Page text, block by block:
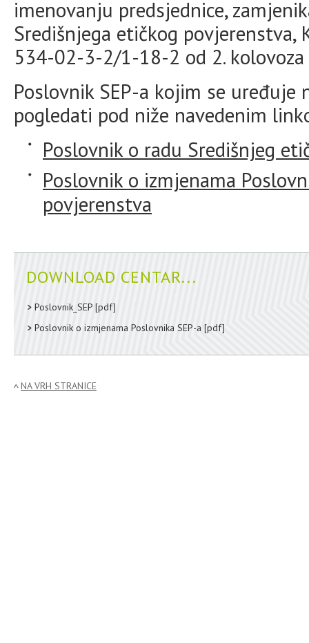
imenovanju predsjednice,
Središnjega etičkog povjerenstva,
534-02-3-2/1-18-2 od 2. kolovoza
Poslovnik SEP-a kojim se uređuje
pogledati pod niže navedenim
Poslovnik o radu Središnjeg
Poslovnik o izmjenama
povjerenstva
DOWNLOAD CENTAR...
Poslovnik_SEP [pdf]
Poslovnik o izmjenama Poslovnika SEP-a [pdf]
NA VRH STRANICE